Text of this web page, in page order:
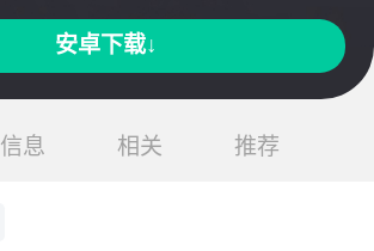
安卓下载↓
信息 相关 推荐